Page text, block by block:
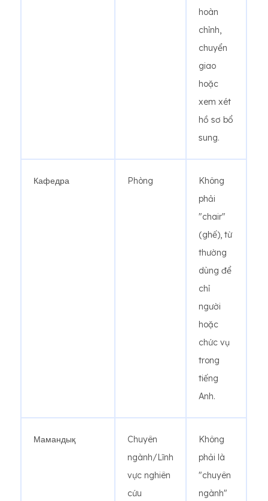
hoàn
chỉnh,
chuyển
giao
hoặc
xem xét
hồ sơ bổ
sung.
Кафедра Phòng
Không
phải
"chair"
(ghế), từ
thường
dùng để
chỉ
người
hoặc
chức vụ
trong
tiếng
Anh.
Мамандық
Chuyên
ngành/Lĩnh
vực nghiên
cứu
Không
phải là
"chuyên
ngành"